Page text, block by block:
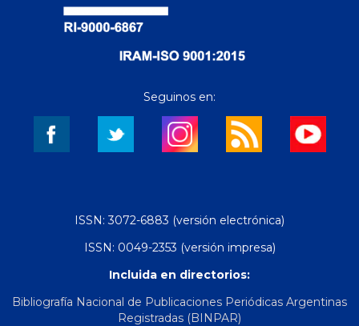
Seguinos en:
ISSN: 3072-6883 (versión electrónica)
ISSN: 0049-2353 (versión impresa)
Incluida en directorios:
Bibliografía Nacional de Publicaciones Periódicas Argentinas
Registradas (BINPAR)